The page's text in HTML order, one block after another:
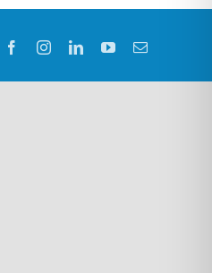
FacebookInstagramLinkedInYouTube
E-